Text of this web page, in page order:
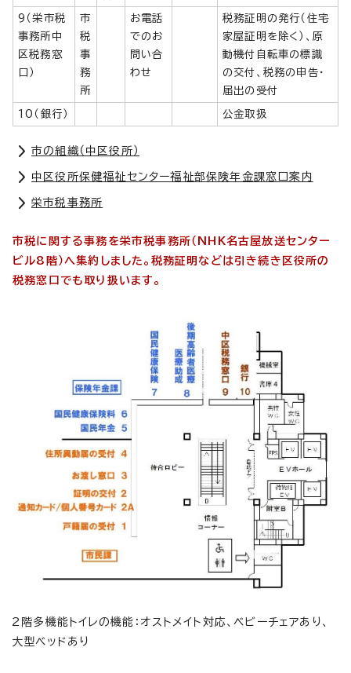
9（栄市税
事務所中
区税務窓
口）
市
税
事
務
所
お電話
でのお
問い合
わせ
税務証明の発行（住宅
家屋証明を除く）、原
動機付自転車の標識
の交付、税務の申告・
届出の受付
10（銀行） 公金取扱
市の組織（中区役所）
中区役所保健福祉センター福祉部保険年金課窓口案内
栄市税事務所
市税に関する事務を栄市税事務所（NHK名古屋放送センター
ビル8階）へ集約しました。税務証明などは引き続き区役所の
税務窓口でも取り扱います。
2階多機能トイレの機能：オストメイト対応、ベビーチェアあり、
大型ベッドあり